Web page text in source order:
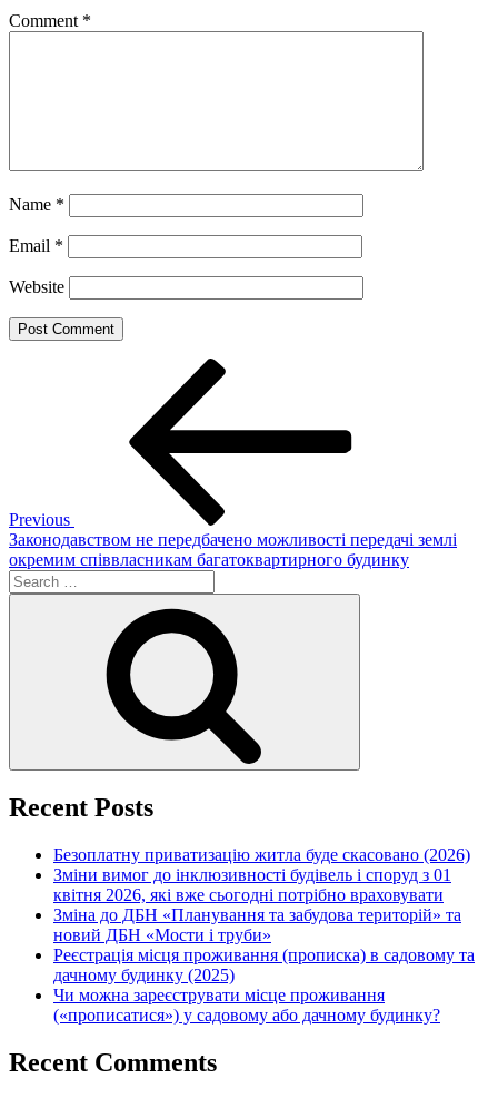
Comment *
Name *
Email *
Website
Previous
Законодавством не передбачено можливості передачі землі
окремим співвласникам багатоквартирного будинку
Search
for:
Recent Posts
Безоплатну приватизацію житла буде скасовано (2026)
Зміни вимог до інклюзивності будівель і споруд з 01
квітня 2026, які вже сьогодні потрібно враховувати
Зміна до ДБН «Планування та забудова територій» та
новий ДБН «Мости і труби»
Реєстрація місця проживання (прописка) в садовому та
дачному будинку (2025)
Чи можна зареєструвати місце проживання
(«прописатися») у садовому або дачному будинку?
Recent Comments